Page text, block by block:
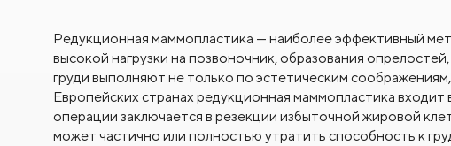
Редукционная маммопластика — наиболее эффективный
высокой нагрузки на позвоночник, образования
груди выполняют не только по эстетическим
Европейских странах редукционная маммопластика
операции заключается в резекции избыточной жировой
может частично или полностью утратить способность к